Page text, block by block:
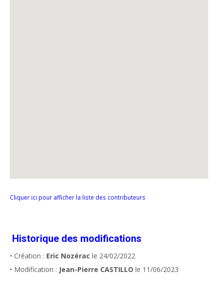
Cliquer ici pour afficher la liste des contributeurs
Historique des modifications
• Création : Eric Nozérac le 24/02/2022
• Modification : Jean-Pierre CASTILLO le 11/06/2023